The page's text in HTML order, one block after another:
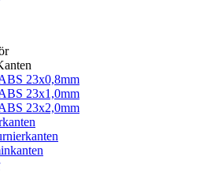
23x0,8mm
23x1,0mm
23x2,0mm